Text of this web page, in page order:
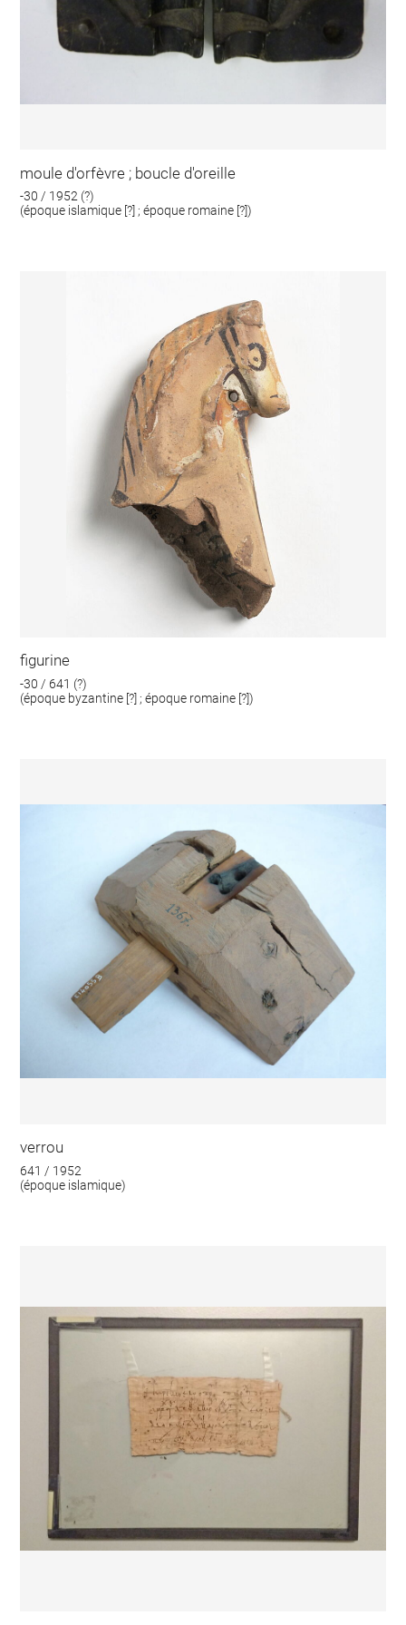
moule d'orfèvre ; boucle d'oreille
-30 / 1952 (?)
(époque islamique [?] ; époque romaine [?])
figurine
-30 / 641 (?)
(époque byzantine [?] ; époque romaine [?])
verrou
641 / 1952
(époque islamique)